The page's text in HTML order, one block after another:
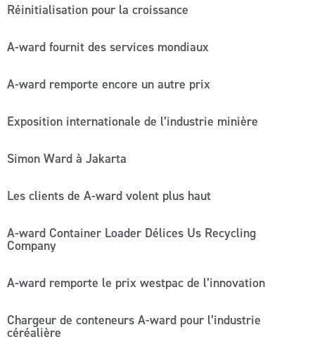
Réinitialisation pour la croissance
A-ward fournit des services mondiaux
A-ward remporte encore un autre prix
Exposition internationale de l’industrie minière
Simon Ward à Jakarta
Les clients de A-ward volent plus haut
A-ward Container Loader Délices Us Recycling
Company
A-ward remporte le prix westpac de l’innovation
Chargeur de conteneurs A-ward pour l’industrie
céréalière